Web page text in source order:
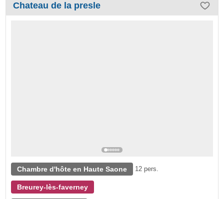
Chateau de la presle
Chambre d'hôte en Haute Saone 12 pers.
Breurey-lès-faverney